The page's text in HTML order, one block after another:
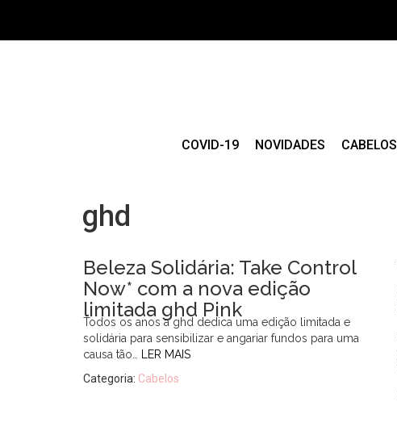
COVID-19 NOVIDADES CABELOS
ghd
Beleza Solidária: Take Control
Now* com a nova edição
limitada ghd Pink
Todos os anos a ghd dedica uma edição limitada e
solidária para sensibilizar e angariar fundos para uma
causa tão…
LER MAIS
Categoria: Cabelos